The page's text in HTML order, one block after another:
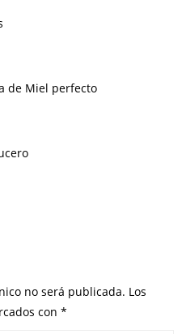
de Miel perfecto
no será publicada. Los
con *